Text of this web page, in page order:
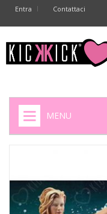
Entra Contattaci
MENU
CAPSULE CAFFÈ